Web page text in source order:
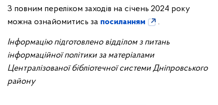
З повним переліком заходів на січень 2024 року
можна ознайомитись за посиланням .
Інформацію підготовлено відділом з питань
інформаційної політики за матеріалами
Централізованої бібліотечної системи Дніпровського
району